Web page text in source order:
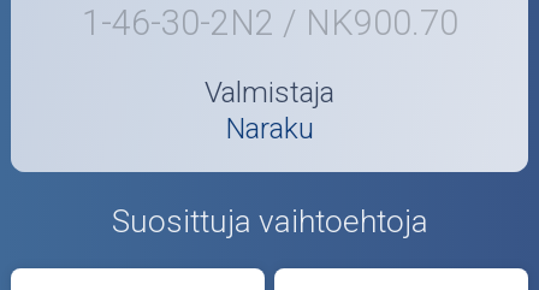
1-46-30-2N2 / NK900.70
Valmistaja
Naraku
Suosittuja vaihtoehtoja